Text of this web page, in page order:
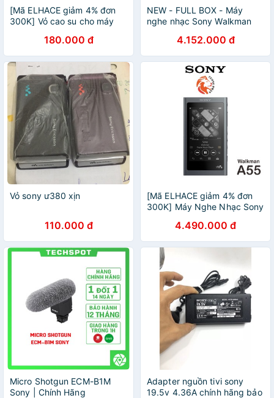
[Mã ELHACE giảm 4% đơn
300K] Vỏ cao su cho máy
180.000 đ
NEW - FULL BOX - Máy
nghe nhạc Sony Walkman
4.152.000 đ
Vỏ sony ư380 xịn
110.000 đ
[Mã ELHACE giảm 4% đơn
300K] Máy Nghe Nhạc Sony
Hãng Sony Việt Nam| Bảo
Hành 12 Tháng Toàn Quốc
4.490.000 đ
Micro Shotgun ECM-B1M
Sony | Chính Hãng
Adapter nguồn tivi sony
19.5v 4.36A chính hãng bảo